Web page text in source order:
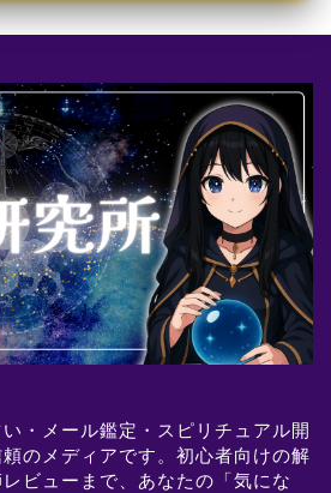
・メール鑑定・スピリチュアル開
のメディアです。初心者向けの解
ビューまで、あなたの「気にな